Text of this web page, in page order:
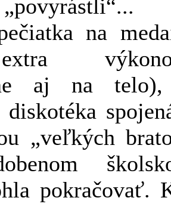
na
aj na
diskotéka
„veľkých
pokračovať.